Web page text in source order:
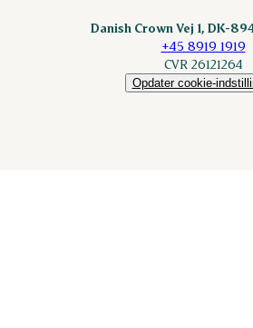
Danish Crown Vej 1, DK-
+45 8919 1919
CVR 26121264
Opdater cookie-